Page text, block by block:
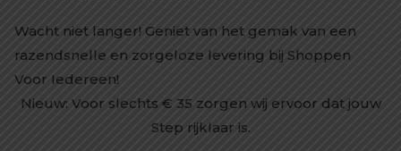
Wacht niet langer! Geniet van het gemak van een
razendsnelle en zorgeloze levering bij Shoppen
Voor Iedereen!
Nieuw: Voor slechts € 35 zorgen wij ervoor dat jouw
Step rijklaar is.